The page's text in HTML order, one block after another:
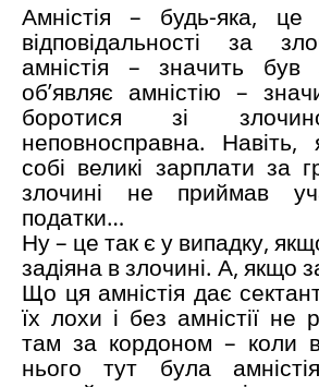
Амністія – будь-яка, це
відповідальності за
амністія – значить
об’являє амністію –
боротися зі
неповносправна.
собі великі зарплати за
злочині не приймав
податки…
Ну – це так є у випадку,
задіяна в злочині. А, якщо
Що ця амністія дає
їх лохи і без амністії не
там за кордоном – коли
нього тут була